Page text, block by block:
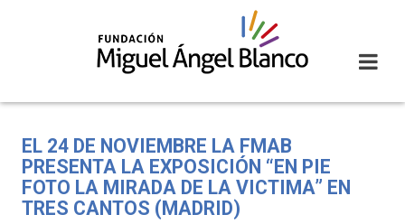
EL 24 DE NOVIEMBRE LA FMAB
PRESENTA LA EXPOSICIÓN “EN PIE
FOTO LA MIRADA DE LA VICTIMA” EN
TRES CANTOS (MADRID)